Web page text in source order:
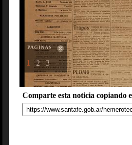
PAGINAS
1 2 3
Comparte esta noticia copiando